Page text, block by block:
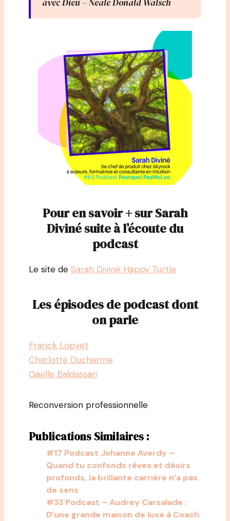
avec Dieu – Neale Donald Walsch
Pour en savoir + sur Sarah
Diviné suite à l’écoute du
podcast
Le site de Sarah Diviné Happy Turtle
Les épisodes de podcast dont
on parle
Franck Lopvet
Charlotte Ducharme
Gaëlle Baldassari
Reconversion professionnelle
Publications Similaires :
#17 Podcast Johanne Averdy –
Quand tu confonds rêves et désirs
profonds, la brillante carrière n’a pas
de sens
#33 Podcast – Audrey Carsalade :
D’une grande maison de luxe à Coach